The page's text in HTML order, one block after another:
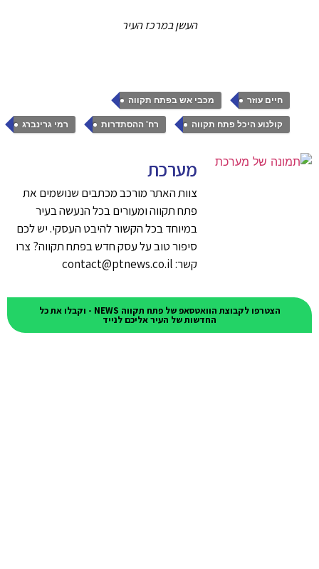
העשן במרכז העיר
חיים עוזר , מכבי אש בפתח תקווה ,
קולנוע היכל פתח תקווה , רח' ההסתדרות , רמי גרינברג
מערכת
צוות האתר מורכב מכתבים שנושמים את
פתח תקווה ומעורים בכל הנעשה בעיר
במיוחד בכל הקשור להיבט העסקי. יש לכם
סיפור טוב על עסק חדש בפתח תקווה? צרו
קשר: contact@ptnews.co.il
הצטרפו לקבוצת הוואטסאפ של פתח תקווה NEWS - וקבלו את כל
החדשות של העיר אליכם לנייד